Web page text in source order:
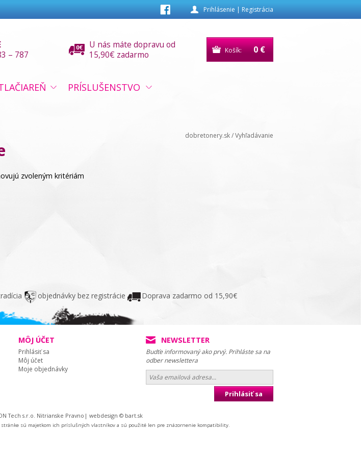
Prihlásenie | Registrácia
Košík: 0 €
U nás máte dopravu od
15,90€ zadarmo
– 787
PRÍSLUŠENSTVO
dobretonery.sk/Vyhľadávanie
zvoleným kritériám
objednávky bez registrácie Doprava zadarmo od 15,90€
MÔJ ÚČET
Prihlásiť sa
Môj účet
Moje objednávky
NEWSLETTER
Budťe informovaný ako prvý. Prihláste sa na
odber newslettera
Prihlásiť sa
Tech s.r.o. Nitrianske Pravno| webdesign © bart.sk
sú majetkom ich príslušných vlastníkov a sú použité len pre znázornenie kompatibility.